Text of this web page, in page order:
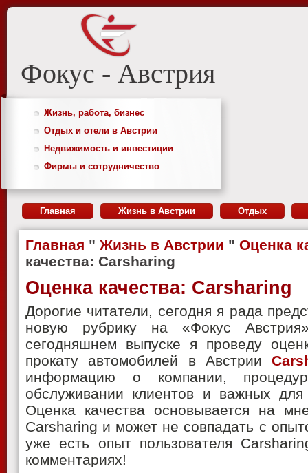
Фокус - Австрия
Жизнь, работа, бизнес
Отдых и отели в Австрии
Недвижимость и инвестиции
Фирмы и сотрудничество
Главная Жизнь в Австрии Отдых
Главная " Жизнь в Австрии " Оценка
качества: Carsharing
Оценка качества: Carsharing
Дорогие читатели, сегодня я рада
новую рубрику на «Фокус
сегодняшнем выпуске я проведу
прокату автомобилей в Австрии
информацию о компании,
обслуживании клиентов и важных для
Оценка качества основывается на
Carsharing и может не совпадать с
уже есть опыт пользователя
комментариях!